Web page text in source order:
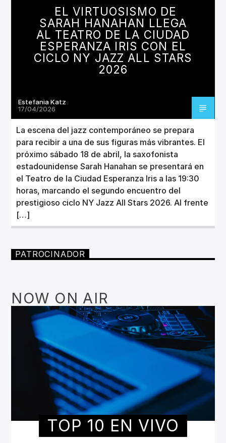
TÍTULO
ARTISTA
Invencible Radio
EL VIRTUOSISMO DE
SARAH HANAHAN LLEGA
AL TEATRO DE LA CIUDAD
ESPERANZA IRIS CON EL
CICLO NY JAZZ ALL STARS
2026
Estefania Katz
17/04/2026
La escena del jazz contemporáneo se prepara
para recibir a una de sus figuras más vibrantes. El
próximo sábado 18 de abril, la saxofonista
estadounidense Sarah Hanahan se presentará en
el Teatro de la Ciudad Esperanza Iris a las 19:30
horas, marcando el segundo encuentro del
prestigioso ciclo NY Jazz All Stars 2026. Al frente
[…]
PATROCINADOR
NOW ON AIR
TOP 10 EN VIVO